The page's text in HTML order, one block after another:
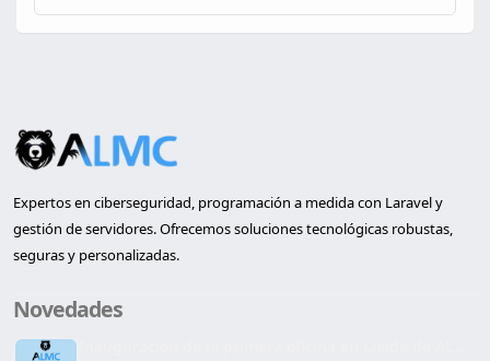
Expertos en ciberseguridad, programación a medida con Laravel y
gestión de servidores. Ofrecemos soluciones tecnológicas robustas,
seguras y personalizadas.
Novedades